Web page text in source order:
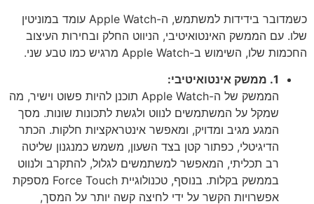
כשמדובר בידידות למשתמש, ה-Apple Watch עומד במוניטין
שלו. עם הממשק האינטואיטיבי, הניווט החלק ובחירות העיצוב
החכמות שלו, השימוש ב-Apple Watch מרגיש כמו טבע שני.
1. ממשק אינטואיטיבי:
הממשק של ה-Apple Watch תוכנן להיות פשוט וישיר, מה
שמקל על המשתמשים לנווט ולגשת לתכונות שונות. מסך
המגע מגיב ומדויק, ומאפשר אינטראקציות חלקות. הכתר
הדיגיטלי, כפתור קטן בצד השעון, משמש כמנגנון שליטה
רב תכליתי, המאפשר למשתמשים לגלול, להתקרב ולנווט
בממשק בקלות. בנוסף, טכנולוגיית Force Touch מספקת
אפשרויות הקשר על ידי לחיצה קשה יותר על המסך,